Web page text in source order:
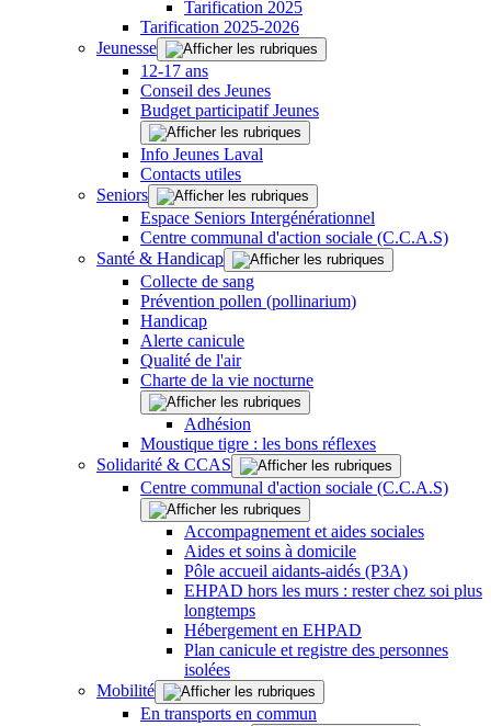
Tarification 2025
Tarification 2025-2026
Jeunesse
12-17 ans
Conseil des Jeunes
Budget participatif Jeunes
Info Jeunes Laval
Contacts utiles
Seniors
Espace Seniors Intergénérationnel
Centre communal d'action sociale (C.C.A.S)
Santé & Handicap
Collecte de sang
Prévention pollen (pollinarium)
Handicap
Alerte canicule
Qualité de l'air
Charte de la vie nocturne
Adhésion
Moustique tigre : les bons réflexes
Solidarité & CCAS
Centre communal d'action sociale (C.C.A.S)
Accompagnement et aides sociales
Aides et soins à domicile
Pôle accueil aidants-aidés (P3A)
EHPAD hors les murs : rester chez soi plus
longtemps
Hébergement en EHPAD
Plan canicule et registre des personnes
isolées
Mobilité
En transports en commun